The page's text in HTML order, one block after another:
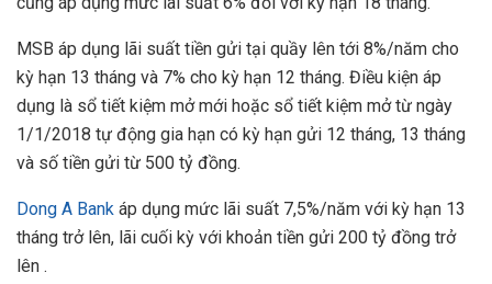
MSB áp dụng lãi suất tiền gửi tại quầy lên tới 8%/năm cho
kỳ hạn 13 tháng và 7% cho kỳ hạn 12 tháng. Điều kiện áp
dụng là sổ tiết kiệm mở mới hoặc sổ tiết kiệm mở từ ngày
1/1/2018 tự động gia hạn có kỳ hạn gửi 12 tháng, 13 tháng
và số tiền gửi từ 500 tỷ đồng.
Dong A Bank áp dụng mức lãi suất 7,5%/năm với kỳ hạn 13
tháng trở lên, lãi cuối kỳ với khoản tiền gửi 200 tỷ đồng trở
lên .